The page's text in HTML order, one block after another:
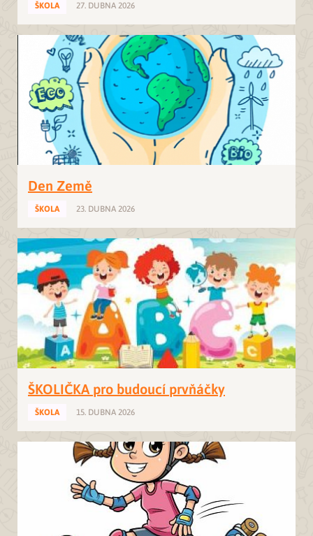
ŠKOLA 27. DUBNA 2026
Den Země
ŠKOLA 23. DUBNA 2026
ŠKOLIČKA pro budoucí prvňáčky
ŠKOLA 15. DUBNA 2026